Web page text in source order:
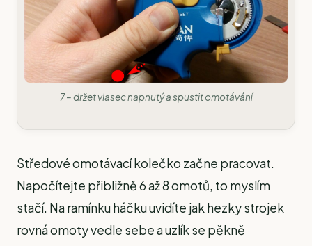
7 – držet vlasec napnutý a spustit omotávání
Středové omotávací kolečko začne pracovat.
Napočítejte přibližně 6 až 8 omotů, to myslím
stačí. Na ramínku háčku uvidíte jak hezky strojek
rovná omoty vedle sebe a uzlík se pěkně